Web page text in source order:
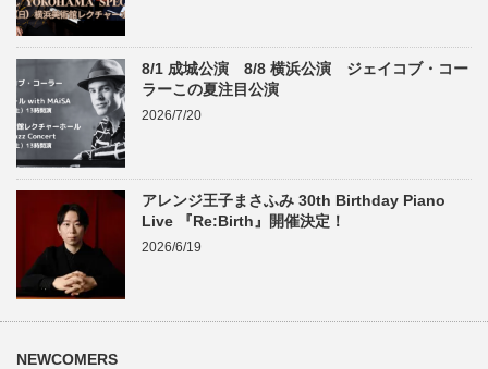
8/1 成城公演 8/8 横浜公演 ジェイコブ・コー
ラーこの夏注目公演
2026/7/20
アレンジ王子まさふみ 30th Birthday Piano
Live 『Re:Birth』開催決定！
2026/6/19
NEWCOMERS